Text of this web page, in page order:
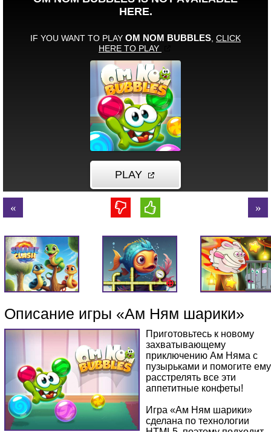
Описание игры «Ам Ням шарики»
Приготовьтесь к новому
захватывающему
приключению Ам Няма с
пузырьками и помогите ему
расстрелять все эти
аппетитные конфеты!
Игра «Ам Ням шарики»
сделана по технологии